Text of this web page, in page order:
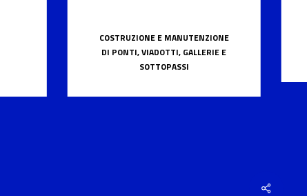
COSTRUZIONE E MANUTENZIONE
DI PONTI, VIADOTTI, GALLERIE E
SOTTOPASSI
Share